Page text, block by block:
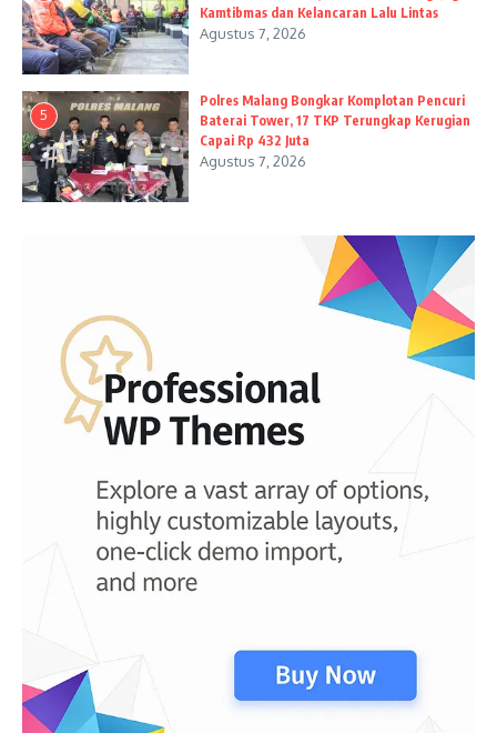
Kamtibmas dan Kelancaran Lalu Lintas
Agustus 7, 2026
5
Polres Malang Bongkar Komplotan Pencuri
Baterai Tower, 17 TKP Terungkap Kerugian
Capai Rp 432 Juta
Agustus 7, 2026